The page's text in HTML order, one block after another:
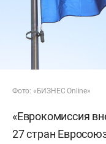
Фото: «БИЗНЕС Online»
«Еврокомиссия
27 стран